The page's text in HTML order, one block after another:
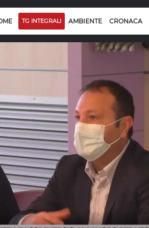
TG INTEGRALI AMBIENTE CRONACA